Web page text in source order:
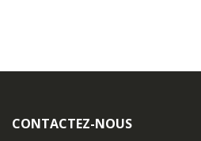
CONTACTEZ-NOUS